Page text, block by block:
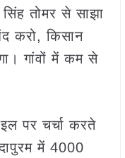
तोमर से साझा
करो, किसान
गांवों में कम से
पर चर्चा करते
में 4000